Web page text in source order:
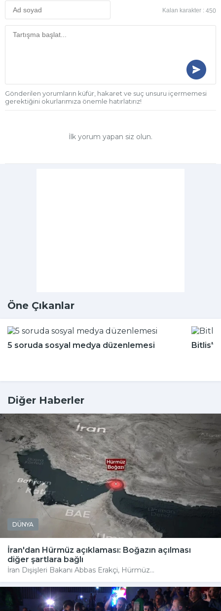
Kalan karakter : 450
Gönderilen yorumların küfür, hakaret ve suç unsuru içermemesi
gerektiğini okurlarımıza önemle hatırlatırız!
İlk yorum yapan siz olun.
Öne Çıkanlar
5 soruda sosyal medya düzenlemesi
Diğer Haberler
DÜNYA
İran'dan Hürmüz açıklaması: Boğazın açılması
diğer şartlara bağlı
İran Dışişleri Bakanı Abbas Erakçi, Hürmüz...